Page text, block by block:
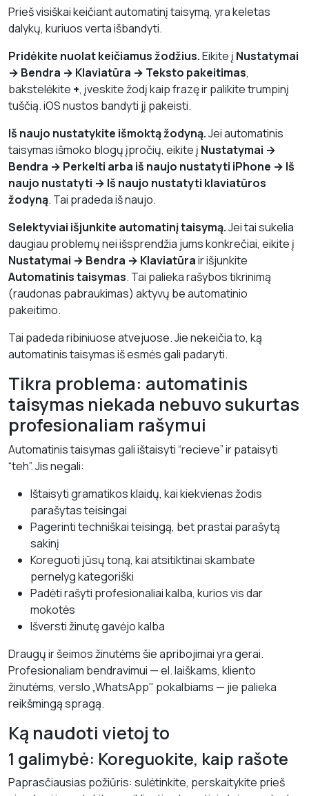
Prieš visiškai keičiant automatinį taisymą, yra keletas
dalykų, kuriuos verta išbandyti.
Pridėkite nuolat keičiamus žodžius.Eikite į Nustatymai
→ Bendra → Klaviatūra → Teksto pakeitimas,
bakstelėkite +, įveskite žodį kaip frazę ir palikite trumpinį
tuščią. iOS nustos bandyti jį pakeisti.
Iš naujo nustatykite išmoktą žodyną.Jei automatinis
taisymas išmoko blogų įpročių, eikite į Nustatymai →
Bendra → Perkelti arba iš naujo nustatyti iPhone → Iš
naujo nustatyti → Iš naujo nustatyti klaviatūros
žodyną. Tai pradeda iš naujo.
Selektyviai išjunkite automatinį taisymą.Jei tai sukelia
daugiau problemų nei išsprendžia jums konkrečiai, eikite į
Nustatymai → Bendra → Klaviatūrair išjunkite
Automatinis taisymas. Tai palieka rašybos tikrinimą
(raudonas pabraukimas) aktyvų be automatinio
pakeitimo.
Tai padeda ribiniuose atvejuose. Jie nekeičia to, ką
automatinis taisymas iš esmės gali padaryti.
Tikra problema: automatinis
taisymas niekada nebuvo sukurtas
profesionaliam rašymui
Automatinis taisymas gali ištaisyti “recieve” ir pataisyti
“teh”. Jis negali:
Ištaisyti gramatikos klaidų, kai kiekvienas žodis
parašytas teisingai
Pagerinti techniškai teisingą, bet prastai parašytą
sakinį
Koreguoti jūsų toną, kai atsitiktinai skambate
pernelyg kategoriški
Padėti rašyti profesionaliai kalba, kurios vis dar
mokotės
Išversti žinutę gavėjo kalba
Draugų ir šeimos žinutėms šie apribojimai yra gerai.
Profesionaliam bendravimui — el. laiškams, kliento
žinutėms, verslo „WhatsApp" pokalbiams — jie palieka
reikšmingą spragą.
Ką naudoti vietoj to
1 galimybė: Koreguokite, kaip rašote
Paprasčiausias požiūris: sulėtinkite, perskaitykite prieš